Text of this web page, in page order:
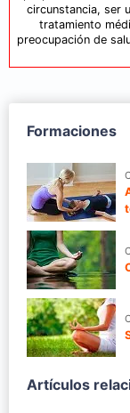
circunstancia, ser
tratamiento
preocupación de
Formaciones
Artículos